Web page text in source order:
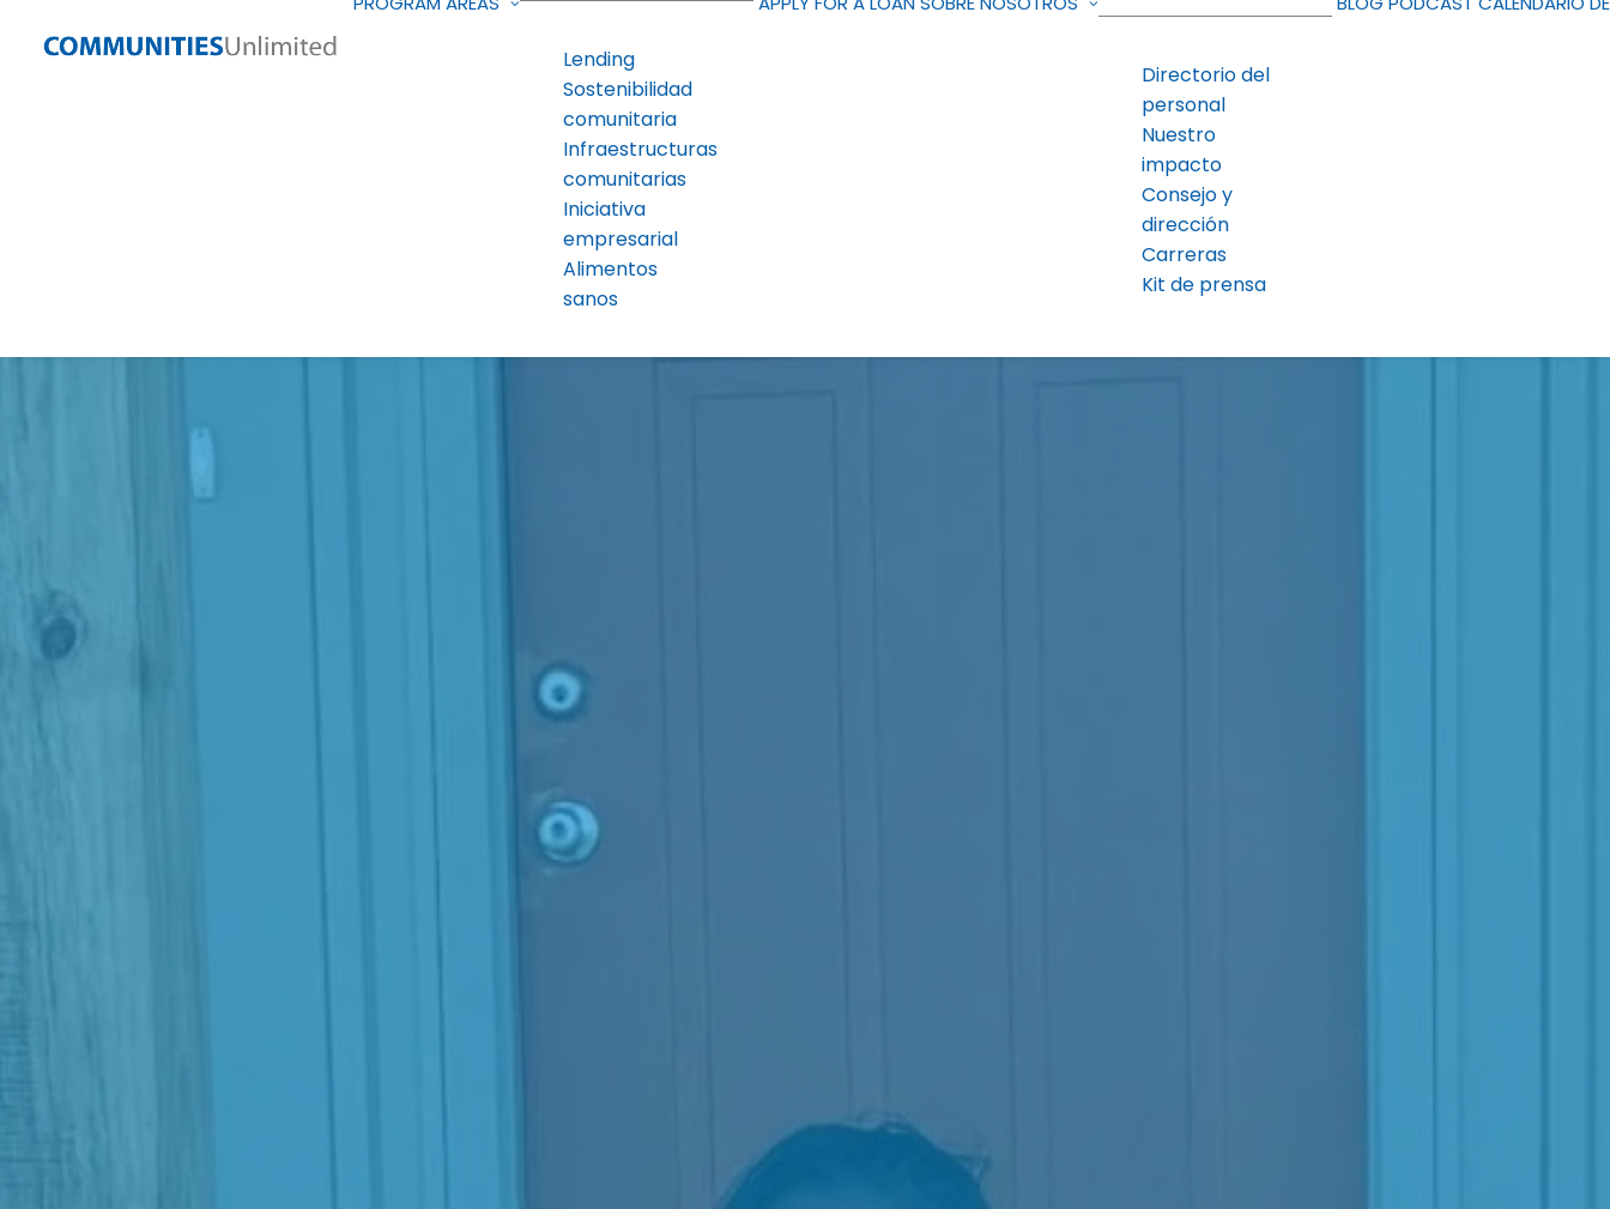
Lending
Sostenibilidad
comunitaria
Infraestructuras
comunitarias
Iniciativa
empresarial
Alimentos
sanos
Directorio del
personal
Nuestro
impacto
Consejo y
dirección
Carreras
Kit de prensa